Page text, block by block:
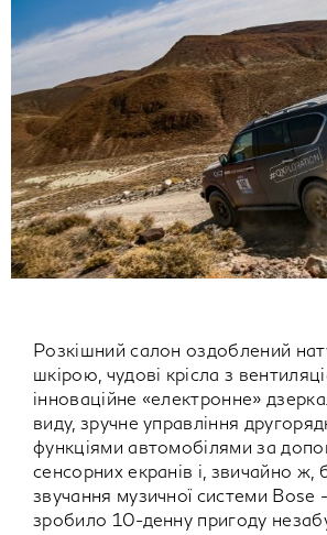
Розкішний салон оздоблений
шкірою, чудові крісла з
інноваційне «електронне»
виду, зручне управління
функціями автомобілями за
сенсорних екранів і, звичайно ж,
звучання музичної системи Bose
зробило 10-денну пригоду